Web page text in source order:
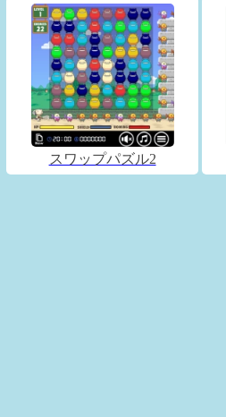
スワップパズル2